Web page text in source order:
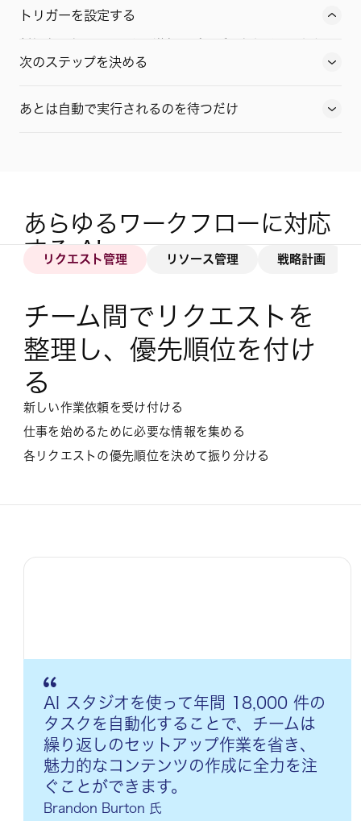
トリガーを設定する
ど、ワークフローをトリガーするタイミングを選択できま
次のステップを決める
あとは自動で実行されるのを待つだけ
あらゆるワークフローに対応
する AI
リクエスト管理 リソース管理 戦略計画
チーム間でリクエストを
整理し、優先順位を付け
る
新しい作業依頼を受け付ける
仕事を始めるために必要な情報を集める
各リクエストの優先順位を決めて振り分ける
AI スタジオを使って年間 18,000 件の
タスクを自動化することで、チームは
繰り返しのセットアップ作業を省き、
魅力的なコンテンツの作成に全力を注
ぐことができます。
Brandon Burton 氏